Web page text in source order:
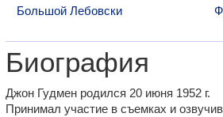
Большой Лебовски
Биография
Джон Гудмен родился 20 июня 1952 г.
Принимал участие в съемках и